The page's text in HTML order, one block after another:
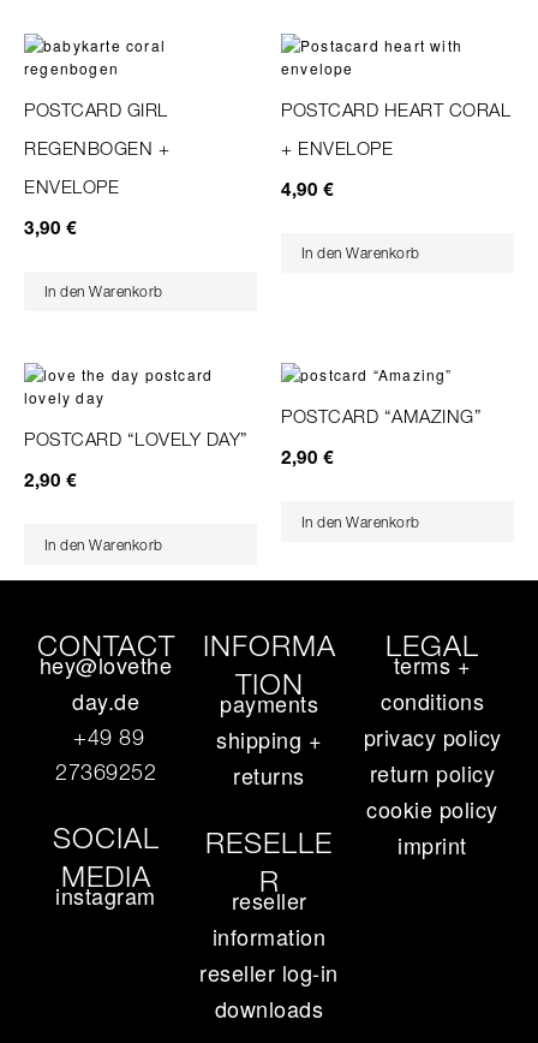
POSTCARD GIRL
REGENBOGEN +
ENVELOPE
3,90 €
In den Warenkorb
POSTCARD HEART CORAL
+ ENVELOPE
4,90 €
In den Warenkorb
POSTCARD “LOVELY DAY”
2,90 €
In den Warenkorb
POSTCARD “AMAZING”
2,90 €
In den Warenkorb
CONTACT
hey@lovethe
day.de
+49 89
27369252‬
SOCIAL
MEDIA
instagram
INFORMA
TION
payments
shipping +
returns
RESELLE
R
reseller
information
reseller log-in
downloads
LEGAL
terms +
conditions
privacy policy
return policy
cookie policy
imprint